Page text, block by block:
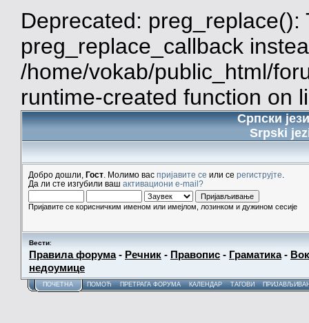
Deprecated:
preg_replace_callback
/home/vokab/public_html/
runtime-created function on
Српски
Srpski
Добро дошли, Гост . Молимо вас пријавите се или се региструјте
Да ли сте изгубили ваш активациони e-mail?
Пријавите се корисничким именом или имејлом, лозинком и дужином сесије
Вести:
Правила форума- Речник - Правопис - Граматика-
недоумице
ПОЧЕТНА ПОМОЋ ПРЕТРАГА ФОРУМА КАЛЕНДАР ТАГОВИ